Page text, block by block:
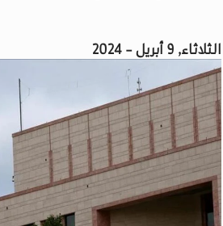
الثلاثاء, 9 أبريل - 2024